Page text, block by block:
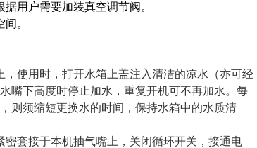
用户需要加装真空调节阀。
。
使用时，打开水箱上盖注入清洁的凉水（亦可经
嘴下高度时停止加水，重复开机可不再加水。每
则须缩短更换水的时间，保持水箱中的水质清
套接于本机抽气嘴上，关闭循环开关，接通电